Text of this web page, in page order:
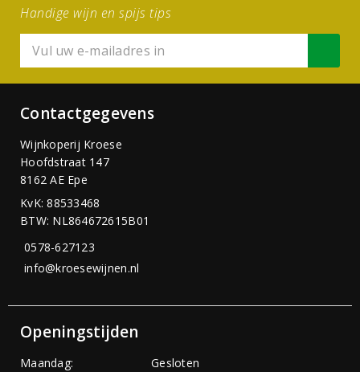
Handige wijn en spijs tips
Contactgegevens
Wijnkoperij Kroese
Hoofdstraat 147
8162 AE Epe
KvK: 88533468
BTW: NL864672615B01
0578-627123
info@kroesewijnen.nl
Openingstijden
Maandag:
Gesloten